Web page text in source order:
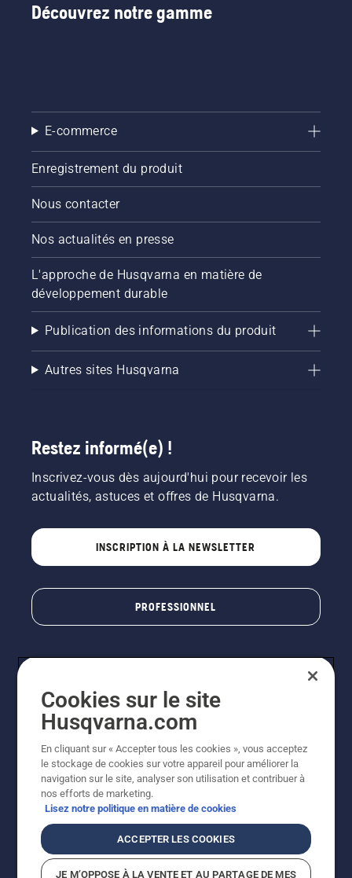
Découvrez notre gamme
E-commerce
Enregistrement du produit
Nous contacter
Nos actualités en presse
L'approche de Husqvarna en matière de
développement durable
Publication des informations du produit
Autres sites Husqvarna
Restez informé(e) !
Inscrivez-vous dès aujourd'hui pour recevoir les
actualités, astuces et offres de Husqvarna.
INSCRIPTION À LA NEWSLETTER
PROFESSIONNEL
© Husqvarna AB (publ). Tous droits réservés. Les prix
indiqués sont des prix de vente conseillés. Photos non
contractuelles. Tous les prix indiqués sont des prix de
disponible pour un achat direct.
Mentions légalesPolitique relative aux cookies
Conditions d'utilisation Avis de confidentialité
Cookies sur le site
Husqvarna.com
En cliquant sur « Accepter tous les cookies », vous acceptez
le stockage de cookies sur votre appareil pour améliorer la
navigation sur le site, analyser son utilisation et contribuer à
nos efforts de marketing.
Lisez notre politique en matière de cookies
ACCEPTER LES COOKIES
JE M’OPPOSE À LA VENTE ET AU PARTAGE DE MES